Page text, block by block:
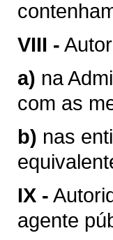
VIII -
a) na
com as
b) nas
IX -
agente